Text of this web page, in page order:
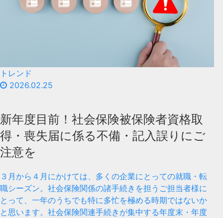
トレンド
2026.02.25
新年度目前！社会保険被保険者資格取
得・喪失届に係る不備・記入誤りにご
注意を
３月から４月にかけては、多くの企業にとっての就職・転
職シーズン。社会保険関係の諸手続きを担うご担当者様に
とって、一年のうちでも特に多忙を極める時期ではないか
と思います。社会保険関連手続きが集中する年度末・年度